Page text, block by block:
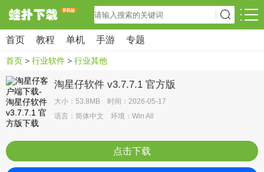
首页 教程 单机 手游 专题
首页 > 行业软件 > 行业其他
淘星仔软件 v3.7.7.1 官方版
大小：53.8MB 时间：2026-05-17
语言：简体中文 环境：Win All
点击下载